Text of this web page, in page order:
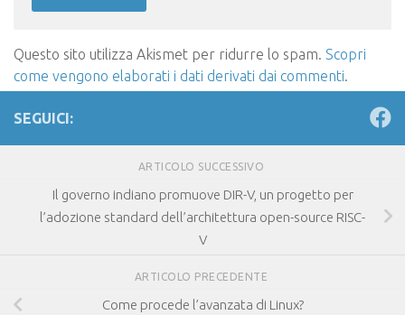
Questo sito utilizza Akismet per ridurre lo spam. Scopri
come vengono elaborati i dati derivati dai commenti.
SEGUICI:
ARTICOLO SUCCESSIVO
Il governo indiano promuove DIR-V, un progetto per
l’adozione standard dell’architettura open-source RISC-
V
ARTICOLO PRECEDENTE
Come procede l’avanzata di Linux?